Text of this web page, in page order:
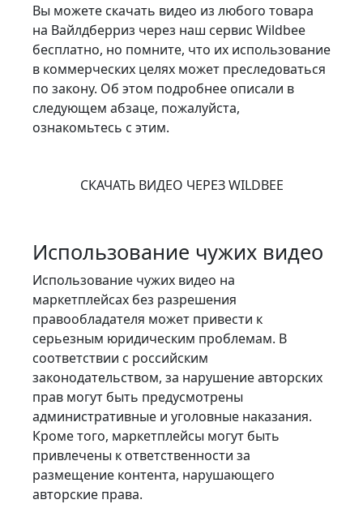
Вы можете скачать видео из любого товара
на Вайлдберриз через наш сервис Wildbee
бесплатно, но помните, что их использование
в коммерческих целях может преследоваться
по закону. Об этом подробнее описали в
следующем абзаце, пожалуйста,
ознакомьтесь с этим.
СКАЧАТЬ ВИДЕО ЧЕРЕЗ WILDBEE
Использование чужих видео
Использование чужих видео на
маркетплейсах без разрешения
правообладателя может привести к
серьезным юридическим проблемам. В
соответствии с российским
законодательством, за нарушение авторских
прав могут быть предусмотрены
административные и уголовные наказания.
Кроме того, маркетплейсы могут быть
привлечены к ответственности за
размещение контента, нарушающего
авторские права.